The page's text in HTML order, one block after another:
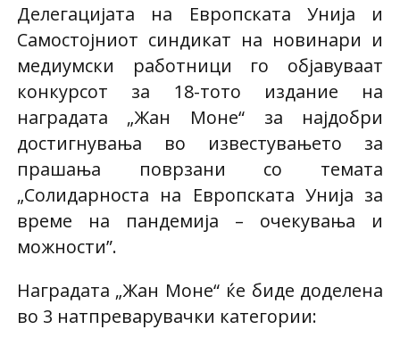
Делегацијата на Европската Унија и
Самостојниот синдикат на новинари и
медиумски работници го објавуваат
конкурсот за 18-тото издание на
наградата „Жан Моне“ за најдобри
достигнувања во известувањето за
прашања поврзани со темата
„Солидарноста на Европската Унија за
време на пандемија – очекувања и
можности”.
Наградата „Жан Моне“ ќе биде доделена
во 3 натпреварувачки категории: